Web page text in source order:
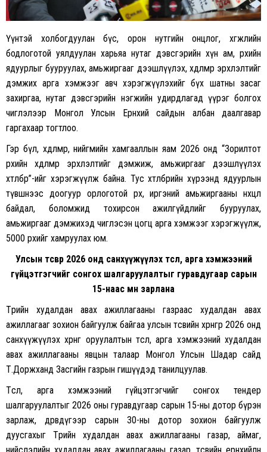
Үүнтэй холбогдуулан бүс, орон нутгийн онцлог, хөгжлийн
бодлоготой уялдуулан харьяа нутаг дэвсгэрийн хүн ам, өрхийн
ядуурлыг бууруулах, амьжиргааг дээшлүүлэх, хөдөлмөр эрхлэлтийг
дэмжих арга хэмжээг авч хэрэгжүүлэхийг бүх шатны засаг
захиргаа, нутаг дэвсгэрийн нэгжийн удирдлагад үүрэг болгох
чиглэлээр Монгол Улсын Ерөнхий сайдын албан даалгавар
гаргахаар тогтлоо.
Гэр бүл, хөдөлмөр, нийгмийн хамгааллын яам 2026 онд “Зорилтот
өрхийн хөдөлмөр эрхлэлтийг дэмжиж, амьжиргааг дээшлүүлэх
хөтөлбөр”-ийг хэрэгжүүлж байна. Тус хөтөлбөрийн хүрээнд ядуурлын
түвшнээс доогуур орлоготой өрх, иргэний амьжиргааны нөхцөл
байдал, боломжид тохирсон ажилгүйдлийг бууруулах,
амьжиргааг дэмжихэд чиглэсэн цогц арга хэмжээг хэрэгжүүлж,
5000 өрхийг хамруулах юм.
Улсын төсвөөр 2026 онд санхүүжүүлэх төсөл, арга хэмжээний
гүйцэтгэгчийг сонгох шалгаруулалтыг гуравдугаар сарын
15-наас өмнө зарлана
Төрийн худалдан авах ажиллагааны газраас худалдан авах
ажиллагааг зохион байгуулж байгаа улсын төсвийн хөрөнгөөр 2026 онд
санхүүжүүлэх хөрөнгө оруулалтын төсөл, арга хэмжээний худалдан
авах ажиллагааны явцын талаар Монгол Улсын Шадар сайд
Т.Доржханд Засгийн газрын гишүүдэд танилцуулав.
Төсөл, арга хэмжээний гүйцэтгэгчийг сонгох тендер
шалгаруулалтыг 2026 оны гуравдугаар сарын 15-ны дотор бүрэн
зарлаж, дөрөвдүгээр сарын 30-ны дотор зохион байгуулж
дуусгахыг Төрийн худалдан авах ажиллагааны газар, аймаг,